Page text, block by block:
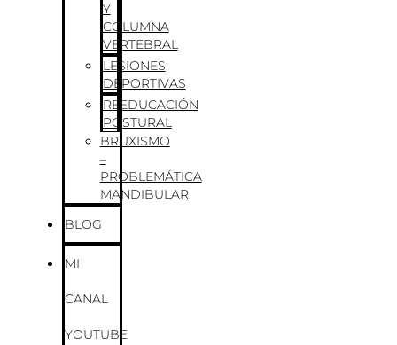
Y
COLUMNA
VERTEBRAL
LESIONES
DEPORTIVAS
REEDUCACIÓN
POSTURAL
BRUXISMO
–
PROBLEMÁTICA
MANDIBULAR
BLOG
MI
CANAL
YOUTUBE